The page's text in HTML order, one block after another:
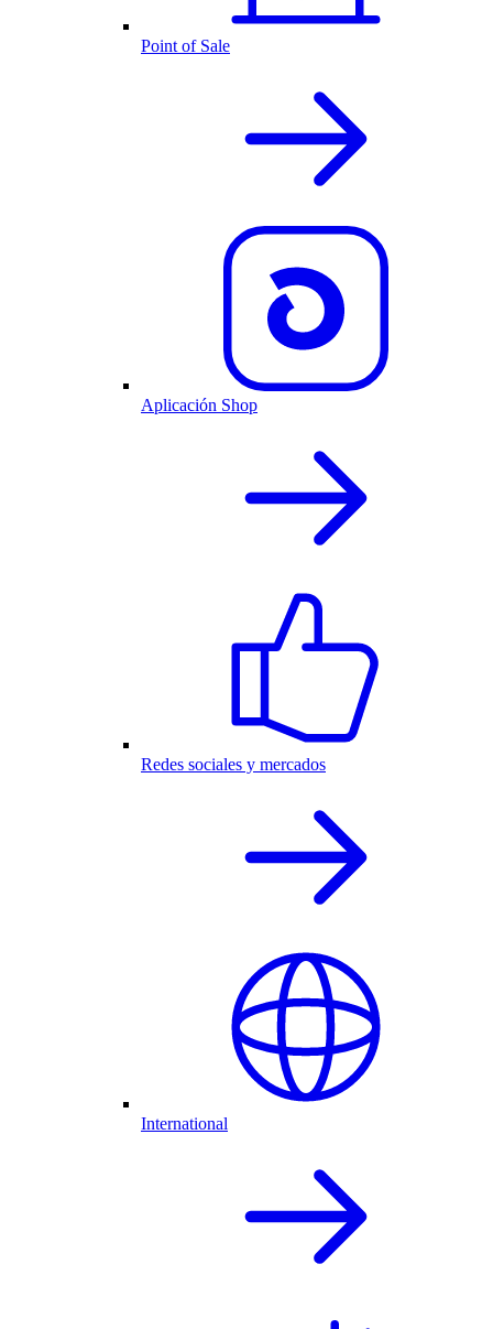
Point of Sale
Aplicación Shop
Redes sociales y mercados
International